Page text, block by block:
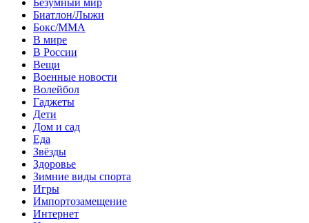
Биатлон/Лыжи
Бокс/MMA
В мире
В России
Вещи
Военные новости
Волейбол
Гаджеты
Дети
Дом и сад
Еда
Звёзды
Здоровье
Зимние виды спорта
Игры
Импортозамещение
Интернет